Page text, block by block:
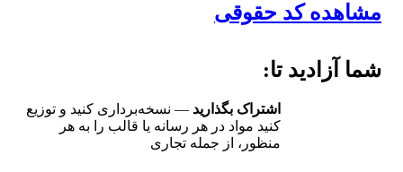
مشاهده کد حقوقی
شما آزادید تا:
اشتراک بگذارید — نسخه‌برداری کنید و توزیع
کنید مواد در هر رسانه یا قالب را به هر
منظور، از جمله تجاری